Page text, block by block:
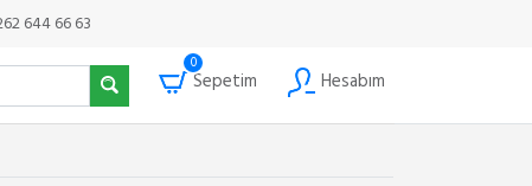
644 66 63
0
Sepetim Hesabım